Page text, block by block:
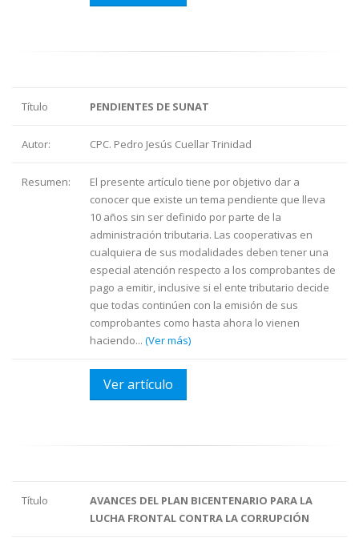
Título PENDIENTES DE SUNAT
Autor: CPC. Pedro Jesús Cuellar Trinidad
Resumen:
El presente artículo tiene por objetivo dar a
conocer que existe un tema pendiente que lleva
10 años sin ser definido por parte de la
administración tributaria. Las cooperativas en
cualquiera de sus modalidades deben tener una
especial atención respecto a los comprobantes de
pago a emitir, inclusive si el ente tributario decide
que todas continúen con la emisión de sus
comprobantes como hasta ahora lo vienen
haciendo... (Ver más)
Ver artículo
Título
AVANCES DEL PLAN BICENTENARIO PARA LA
LUCHA FRONTAL CONTRA LA CORRUPCIÓN